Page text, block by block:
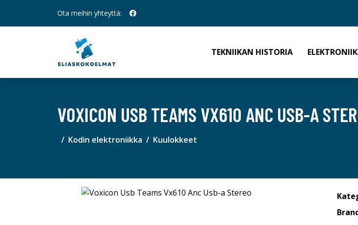
Ota meihin yhteyttä:
TEKNIIKAN HISTORIA
VOXICON USB TEAMS VX610 ANC USB-A
Kodin elektroniikka Kuulokkeet